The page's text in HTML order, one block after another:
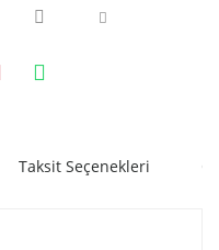
Taksit Seçenekleri